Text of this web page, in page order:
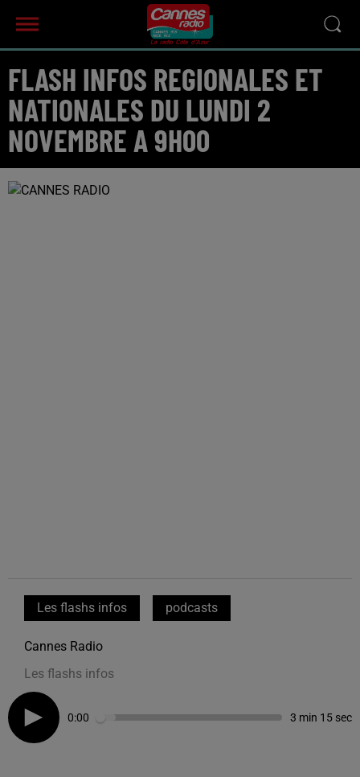
FLASH INFOS REGIONALES ET
NATIONALES DU LUNDI 2
NOVEMBRE A 9H00
Les flashs infos podcasts
Cannes Radio
Les flashs infos
0:00 3 min 15 sec